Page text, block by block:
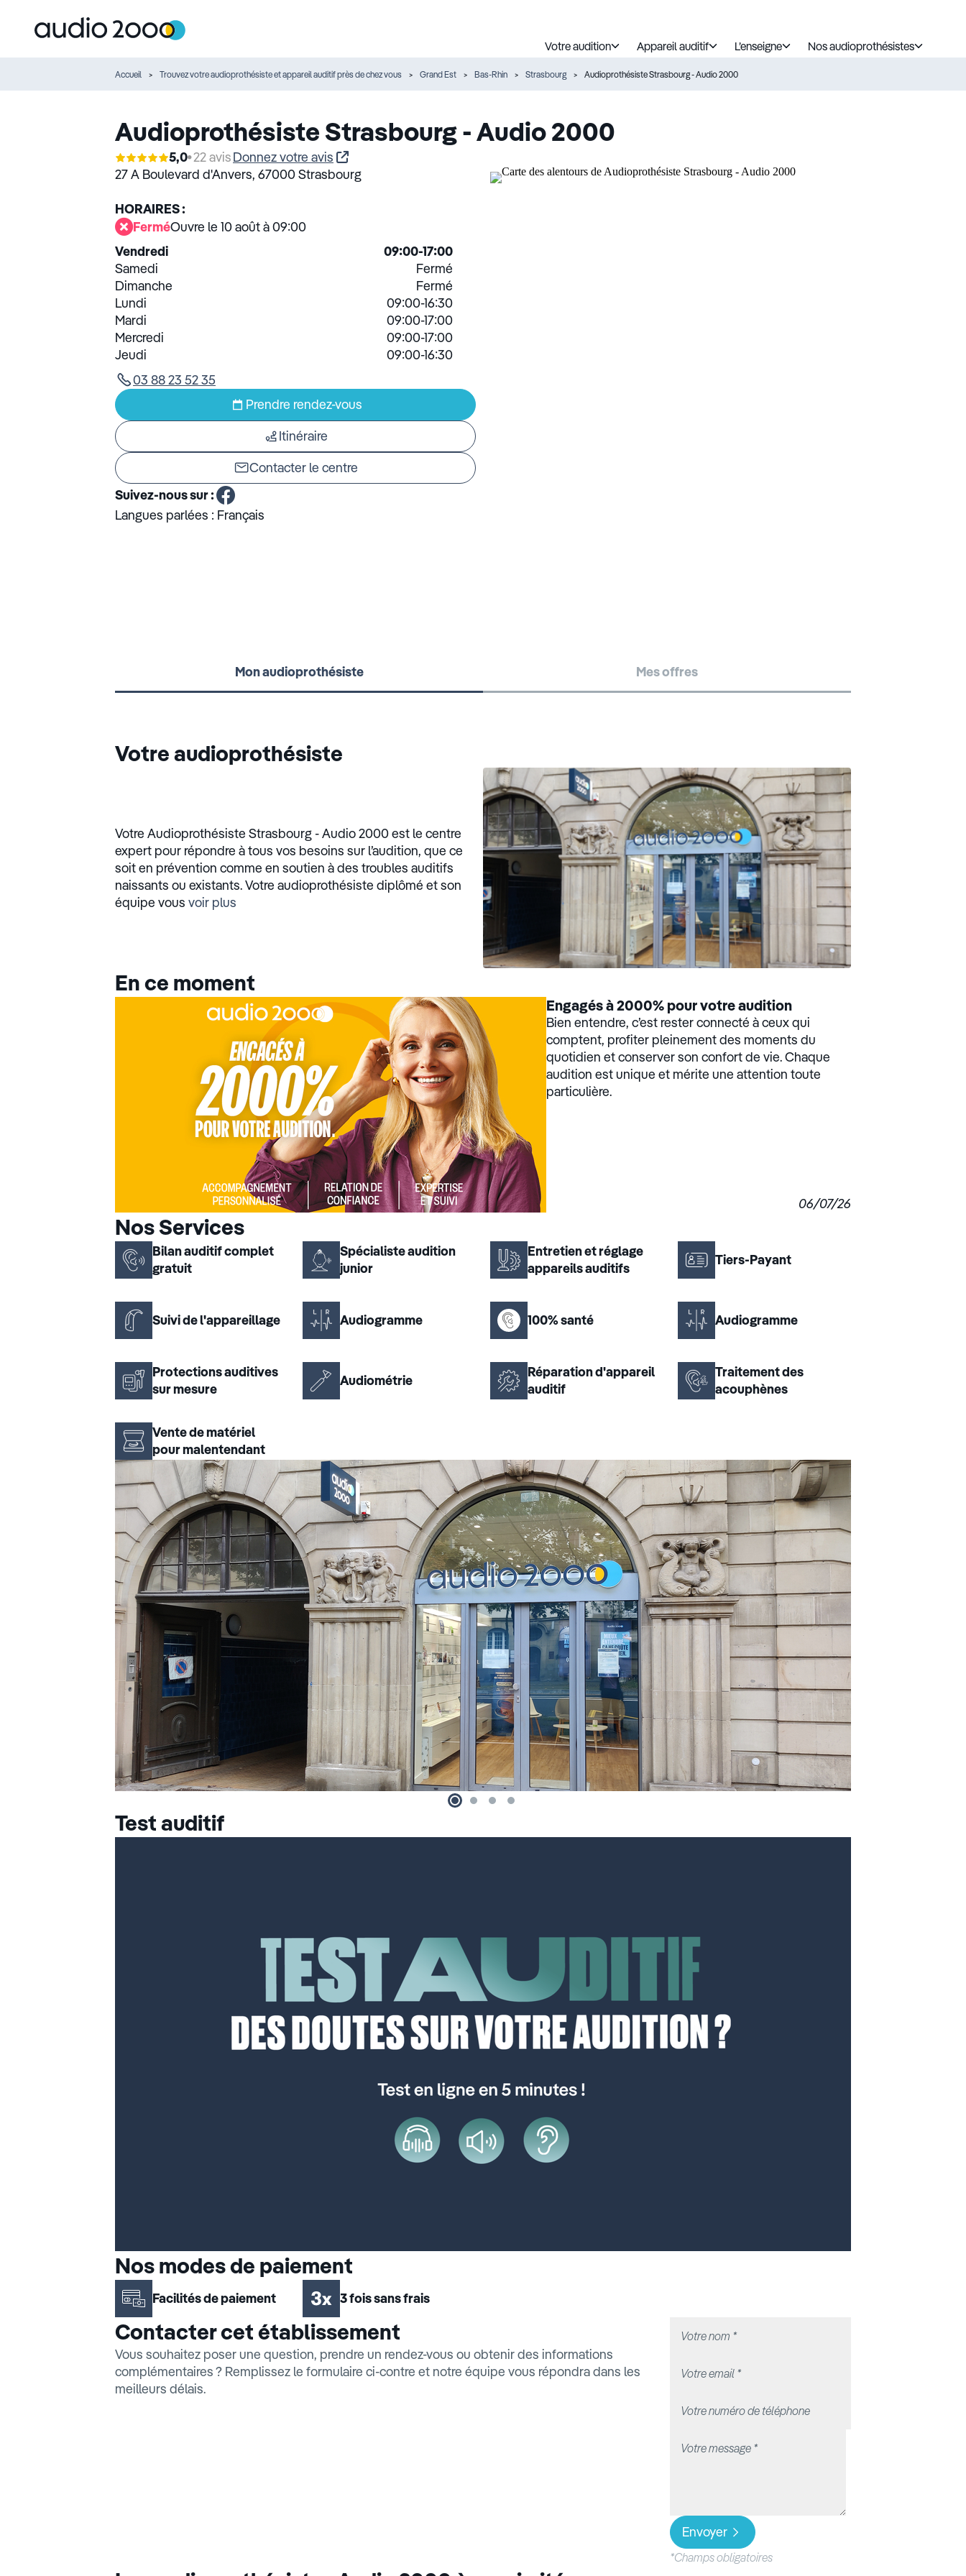
Votre audition Appareil auditif L’enseigne Nos audioprothésistes
Accueil Trouvez votre audioprothésiste et appareil auditif près de chez vous Grand Est Bas-Rhin Strasbourg Audioprothésiste Strasbourg - Audio 2000
Audioprothésiste Strasbourg - Audio 2000
5,0 22 avisDonnez votre avis
27 A Boulevard d'Anvers, 67000 Strasbourg
HORAIRES :
FerméOuvre le 10 août à 09:00
Vendredi
09:00-17:00
Samedi
Fermé
Dimanche
Fermé
Lundi
09:00-16:30
Mardi
09:00-17:00
Mercredi
09:00-17:00
Jeudi
09:00-16:30
03 88 23 52 35
Prendre rendez-vous
Itinéraire
Contacter le centre
Suivez-nous sur :
Langues parlées : Français
Mon audioprothésiste Mes offres
Votre audioprothésiste
Votre Audioprothésiste Strasbourg - Audio 2000 est le centre
expert pour répondre à tous vos besoins sur l’audition, que ce
soit en prévention comme en soutien à des troubles auditifs
naissants ou existants. Votre audioprothésiste diplômé et son
équipe vous voir plus
En ce moment
Engagés à 2000% pour votre audition
Bien entendre, c’est rester connecté à ceux qui
comptent, profiter pleinement des moments du
quotidien et conserver son confort de vie. Chaque
audition est unique et mérite une attention toute
particulière.
06/07/26
Nos Services
Bilan auditif complet
gratuit
Spécialiste audition
junior
Entretien et réglage
appareils auditifs
Tiers-Payant
Suivi de l'appareillage Audiogramme 100% santé Audiogramme
Protections auditives
sur mesure
Audiométrie
Réparation d'appareil
auditif
Traitement des
acouphènes
Vente de matériel
pour malentendant
Test auditif
Nos modes de paiement
Facilités de paiement 3 fois sans frais
Contacter cet établissement
Vous souhaitez poser une question, prendre un rendez-vous ou obtenir des informations
complémentaires ? Remplissez le formulaire ci-contre et notre équipe vous répondra dans les
meilleurs délais.
Envoyer
*Champs obligatoires